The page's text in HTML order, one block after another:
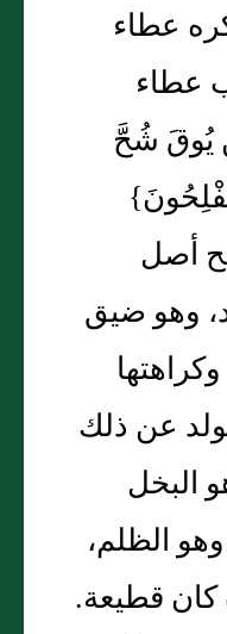
عطاء
عطاء
يُوقَ شُحَّ
أصل
وهو ضيق
عن ذلك
البخل
الظلم،
كان قطيعة‏.‏